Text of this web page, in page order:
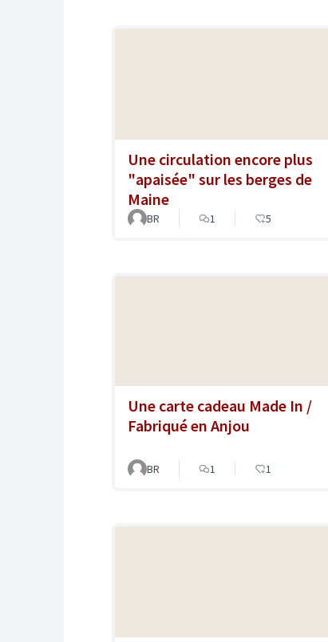
Une circulation encore plus
"apaisée" sur les berges de
Maine
BR 1 5
Une carte cadeau Made In /
Fabriqué en Anjou
BR 1 1